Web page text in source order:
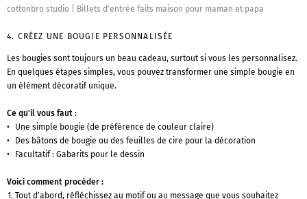
cottonbro studio Billets d'entrée faits maison pour maman et papa
4. CRÉEZ UNE BOUGIE PERSONNALISÉE
Les bougies sont toujours un beau cadeau, surtout si vous les personnalisez.
En quelques étapes simples, vous pouvez transformer une simple bougie en
un élément décoratif unique.
Ce qu'il vous faut :
Une simple bougie (de préférence de couleur claire)
Des bâtons de bougie ou des feuilles de cire pour la décoration
Facultatif : Gabarits pour le dessin
Voici comment procéder :
Tout d'abord, réfléchissez au motif ou au message que vous souhaitez